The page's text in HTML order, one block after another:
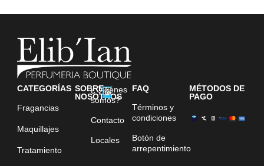
CATEGORÍAS
Fragancias
Maquillajes
Tratamiento
SOBRE
NOSOTROS
¿Quiénes
somos?
Contacto
Locales
FAQ
Términos y
condiciones
Botón de
arrepentimiento
MÉTODOS DE
PAGO